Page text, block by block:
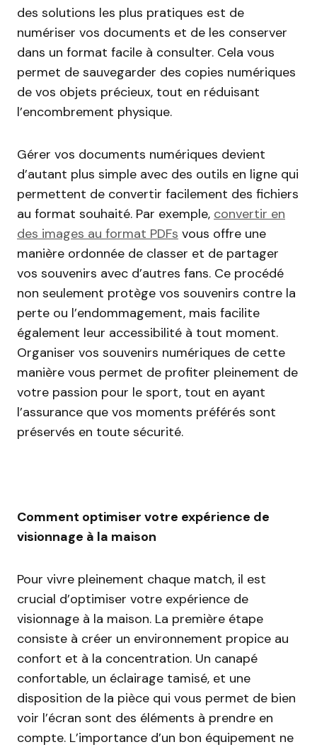
des solutions les plus pratiques est de
numériser vos documents et de les conserver
dans un format facile à consulter. Cela vous
permet de sauvegarder des copies numériques
de vos objets précieux, tout en réduisant
l’encombrement physique.
Gérer vos documents numériques devient
d’autant plus simple avec des outils en ligne qui
permettent de convertir facilement des fichiers
au format souhaité. Par exemple, convertir en
des images au format PDFs vous offre une
manière ordonnée de classer et de partager
vos souvenirs avec d’autres fans. Ce procédé
non seulement protège vos souvenirs contre la
perte ou l’endommagement, mais facilite
également leur accessibilité à tout moment.
Organiser vos souvenirs numériques de cette
manière vous permet de profiter pleinement de
votre passion pour le sport, tout en ayant
l’assurance que vos moments préférés sont
préservés en toute sécurité.
Comment optimiser votre expérience de
visionnage à la maison
Pour vivre pleinement chaque match, il est
crucial d’optimiser votre expérience de
visionnage à la maison. La première étape
consiste à créer un environnement propice au
confort et à la concentration. Un canapé
confortable, un éclairage tamisé, et une
disposition de la pièce qui vous permet de bien
voir l’écran sont des éléments à prendre en
compte. L’importance d’un bon équipement ne